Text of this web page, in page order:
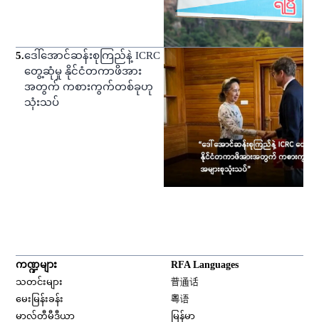
5.ဒေါ်အောင်ဆန်းစုကြည်နဲ့ ICRC
တွေ့ဆုံမှု နိုင်ငံတကာဖိအား
အတွက် ကစားကွက်တစ်ခုဟု
သုံးသပ်
ကဏ္ဍများ
သတင်းများ
မေးမြန်းခန်း
မာလ်တီမီဒီယာ
RFA Languages
普通话
粤语
မြန်မာ